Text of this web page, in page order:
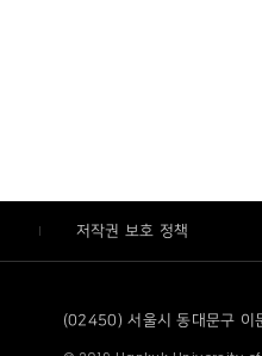
저작권 보호 정책
(02450) 서울시 동대문구